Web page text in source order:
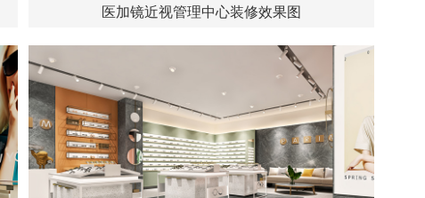
医加镜近视管理中心装修效果图